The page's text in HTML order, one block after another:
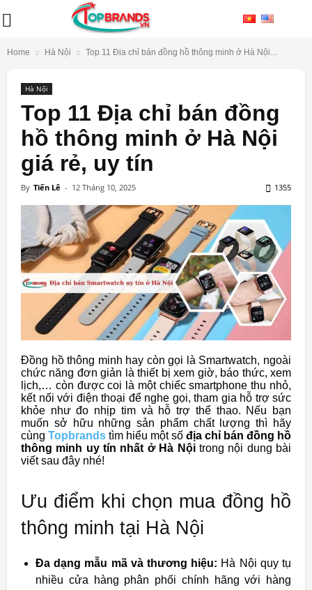
Home Hà Nội Top 11 Địa chỉ bán đồng hồ thông minh ở Hà Nội...
Hà Nội
Top 11 Địa chỉ bán đồng
hồ thông minh ở Hà Nội
giá rẻ, uy tín
By Tiến Lê - 12 Tháng 10, 2025 1355
Đồng hồ thông minh hay còn gọi là Smartwatch, ngoài
chức năng đơn giản là thiết bị xem giờ, báo thức, xem
lịch,… còn được coi là một chiếc smartphone thu nhỏ,
kết nối với điện thoại để nghe gọi, tham gia hỗ trợ sức
khỏe như đo nhịp tim và hỗ trợ thể thao. Nếu bạn
muốn sở hữu những sản phẩm chất lượng thì hãy
cùng Topbrands tìm hiểu một số địa chỉ bán đồng hồ
thông minh uy tín nhất ở Hà Nộitrong nội dung bài
viết sau đây nhé!
Ưu điểm khi chọn mua đồng hồ
thông minh tại Hà Nội
Đa dạng mẫu mã và thương hiệu: Hà Nội quy tụ
nhiều cửa hàng phân phối chính hãng với hàng